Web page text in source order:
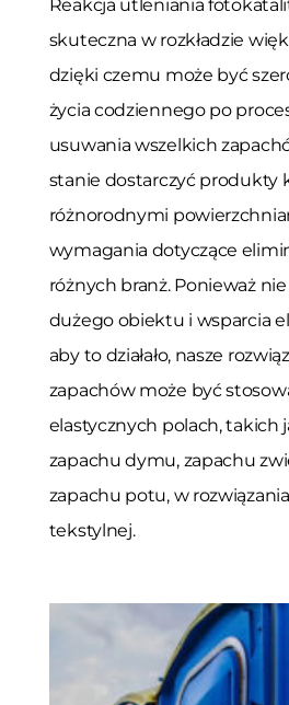
Reakcja utleniania
skuteczna w rozkładzie
dzięki czemu może być
życia codziennego po
usuwania wszelkich
stanie dostarczyć produkty
różnorodnymi
wymagania dotyczące
różnych branż. Ponieważ
dużego obiektu i wsparcia
aby to działało, nasze
zapachów może być
elastycznych polach, takich
zapachu dymu, zapachu
zapachu potu, w
tekstylnej.